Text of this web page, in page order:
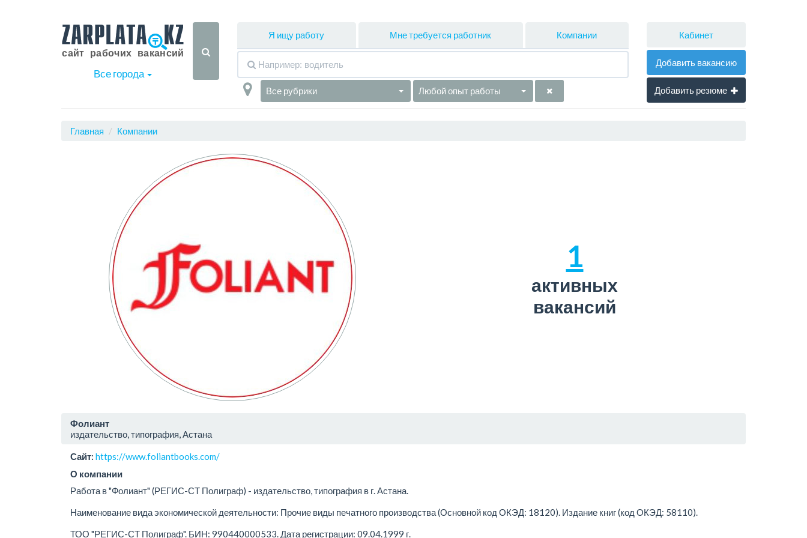
Все города
Я ищу работу Мне требуется работник Компании
Все рубрики Любой опыт работы
Кабинет
Добавить вакансию
Добавить резюме
Главная Компании
1
активных
вакансий
Фолиант
издательство, типография, Астана
Сайт: https://www.foliantbooks.com/
О компании
Работа в "Фолиант" (РЕГИС-СТ Полиграф) - издательство, типография в г. Астана.
Наименование вида экономической деятельности: Прочие виды печатного производства (Основной код ОКЭД: 18120). Издание книг (код ОКЭД: 58110).
ТОО "РЕГИС-СТ Полиграф". БИН: 990440000533. Дата регистрации: 09.04.1999 г.